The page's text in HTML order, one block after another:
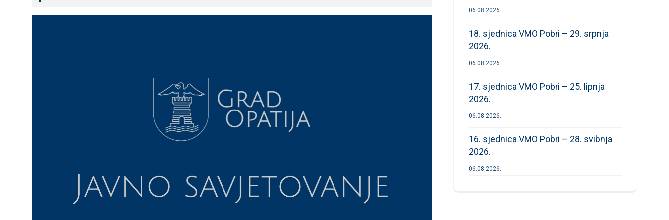
06.08.2026.
18. sjednica VMO Pobri – 29. srpnja
2026.
06.08.2026.
17. sjednica VMO Pobri – 25. lipnja
2026.
06.08.2026.
16. sjednica VMO Pobri – 28. svibnja
2026.
06.08.2026.